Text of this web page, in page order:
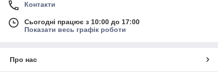
Контакти
Сьогодні працює з 10:00 до 17:00
Показати весь графік роботи
Про нас